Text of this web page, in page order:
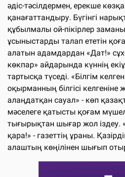
әдіс-тәсілдермен, ерекше
қанағаттандыру. Бүгінгі
құбылмалы ой-пікірлер
ұсыныстарды талап ететін
алатын адамдардан «Дат!»
көкпар» айдарында күннің
тартысқа түседі. «Білгім
оқырманның білгісі
алаңдатқан сауал» - көп
мәселеге қатысты қоғам
тығырықтан шығар жол іздеу.
қара!» - газеттің ұраны.
алаштың көңілінен шығып